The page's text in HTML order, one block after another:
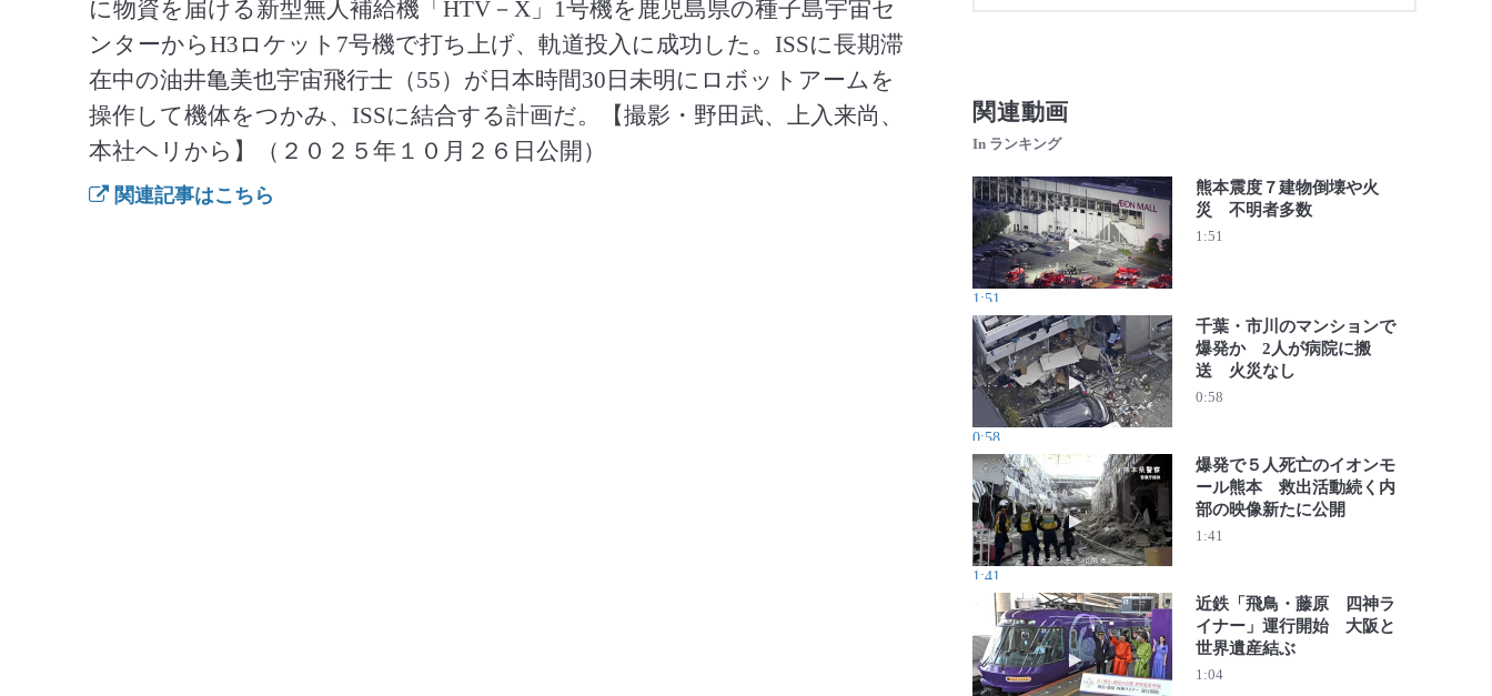
に物資を届ける新型無人補給機「HTV－X」1号機を鹿児島県の種子島宇宙セ
ンターからH3ロケット7号機で打ち上げ、軌道投入に成功した。ISSに長期滞
在中の油井亀美也宇宙飛行士（55）が日本時間30日未明にロボットアームを
操作して機体をつかみ、ISSに結合する計画だ。【撮影・野田武、上入来尚、
本社ヘリから】（２０２５年１０月２６日公開）
関連記事はこちら
関連動画
In ランキング
動画を再生 熊本震度７建物倒壊や火災 不明者多数
1:51
熊本震度７建物倒壊や火
災 不明者多数
1:51
動画を再生 千葉・市川のマンションで爆発か 2人が病院
0:58
千葉・市川のマンションで
爆発か 2人が病院に搬
送 火災なし
0:58
動画を再生 爆発で５人死亡のイオンモール熊本 救出活動
1:41
爆発で５人死亡のイオンモ
ール熊本 救出活動続く内
部の映像新たに公開
1:41
動画を再生 近鉄「飛鳥・藤原 四神ライナー」運行開始
近鉄「飛鳥・藤原 四神ラ
イナー」運行開始 大阪と
世界遺産結ぶ
1:04